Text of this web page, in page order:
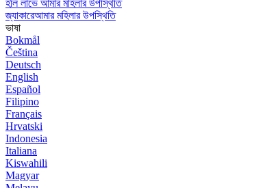
হলি লাভে আমার মহিলার উপস্থিতি
জ্যাকারেআমার মহিলার উপস্থিতি
ভাষা
Bokmål
Čeština
Deutsch
English
Español
Filipino
Français
Hrvatski
Indonesia
Italiana
Kiswahili
Magyar